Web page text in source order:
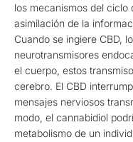
los mecanismos del ciclo
asimilación de la
Cuando se ingiere CBD,
neurotransmisores
el cuerpo, estos
cerebro. El CBD
mensajes nerviosos
modo, el cannabidiol
metabolismo de un